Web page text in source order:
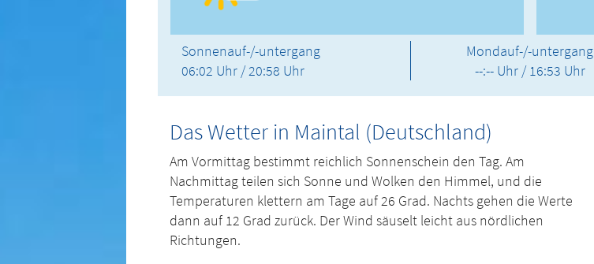
Sonnenauf-/-untergang
06:02 Uhr / 20:58 Uhr
Mondauf-/-untergang
--:-- Uhr / 16:53 Uhr
Das Wetter in Maintal (Deutschland)
Am Vormittag bestimmt reichlich Sonnenschein den Tag. Am
Nachmittag teilen sich Sonne und Wolken den Himmel, und die
Temperaturen klettern am Tage auf 26 Grad. Nachts gehen die Werte
dann auf 12 Grad zurück. Der Wind säuselt leicht aus nördlichen
Richtungen.